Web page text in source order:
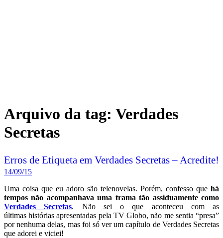
Arquivo da tag: Verdades
Secretas
Erros de Etiqueta em Verdades Secretas – Acredite!
14/09/15
Uma coisa que eu adoro são telenovelas. Porém, confesso que há
tempos não acompanhava uma trama tão assiduamente como
Verdades Secretas. Não sei o que aconteceu com as
últimas histórias apresentadas pela TV Globo, não me sentia “presa”
por nenhuma delas, mas foi só ver um capítulo de Verdades Secretas
que adorei e viciei!